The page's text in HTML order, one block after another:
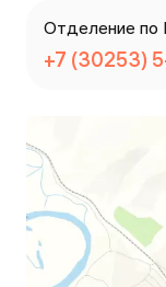
Отделение по
+7 (30253)